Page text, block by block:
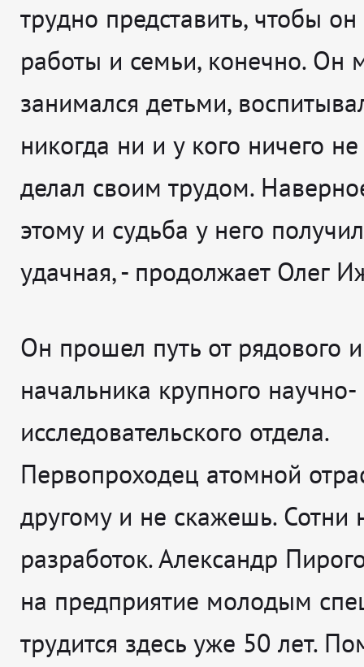
трудно представить, чтобы
работы и семьи, конечно. Он
занимался детьми,
никогда ни и у кого ничего
делал своим трудом.
этому и судьба у него
удачная, - продолжает Олег
Он прошел путь от рядового
начальника крупного научно-
исследовательского отдела.
Первопроходец атомной
другому и не скажешь. Сотни
разработок. Александр
на предприятие молодым
трудится здесь уже 50 лет.